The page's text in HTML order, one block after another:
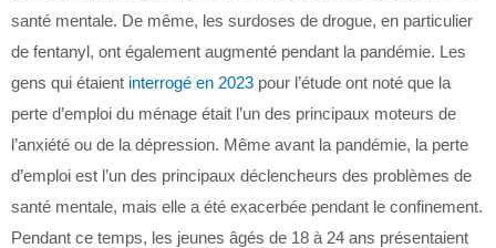
santé mentale. De même, les surdoses de drogue, en particulier
de fentanyl, ont également augmenté pendant la pandémie. Les
gens qui étaient interrogé en 2023 pour l’étude ont noté que la
perte d’emploi du ménage était l’un des principaux moteurs de
l’anxiété ou de la dépression. Même avant la pandémie, la perte
d’emploi est l’un des principaux déclencheurs des problèmes de
santé mentale, mais elle a été exacerbée pendant le confinement.
Pendant ce temps, les jeunes âgés de 18 à 24 ans présentaient